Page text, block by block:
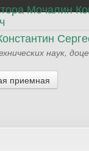
наук,
приемная